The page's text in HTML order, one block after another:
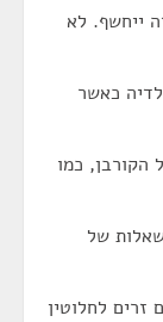
ייחשף. לא
כאשר
הקורבן, כמו
של
לחלוטין